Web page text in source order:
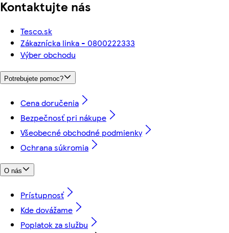
Kontaktujte nás
Tesco.sk
Zákaznícka linka - 0800222333
Výber obchodu
Potrebujete pomoc?
Cena doručenia
Bezpečnosť pri nákupe
Všeobecné obchodné podmienky
Ochrana súkromia
O nás
Prístupnosť
Kde dovážame
Poplatok za službu